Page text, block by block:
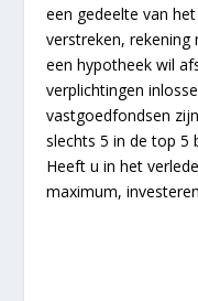
een gedeelte van
verstreken,
een hypotheek wil
verplichtingen
vastgoedfondsen
slechts 5 in de top 5
Heeft u in het
maximum,